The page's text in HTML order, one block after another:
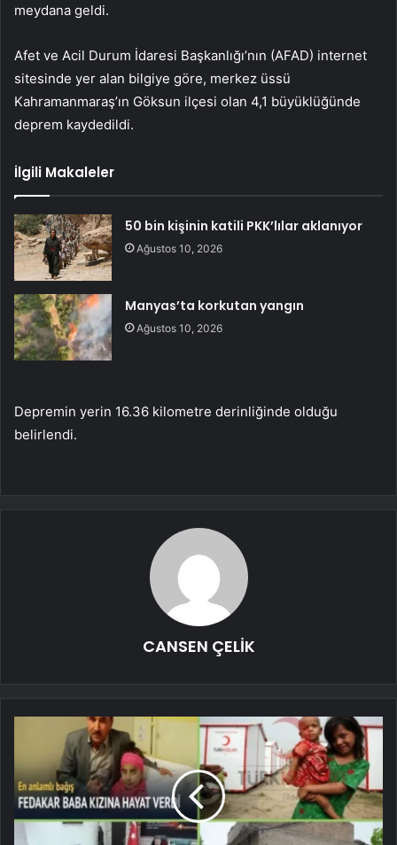
meydana geldi.
Afet ve Acil Durum İdaresi Başkanlığı’nın (AFAD) internet
sitesinde yer alan bilgiye göre, merkez üssü
Kahramanmaraş’ın Göksun ilçesi olan 4,1 büyüklüğünde
deprem kaydedildi.
İlgili Makaleler
50 bin kişinin katili PKK’lılar aklanıyor
Ağustos 10, 2026
Manyas’ta korkutan yangın
Ağustos 10, 2026
Depremin yerin 16.36 kilometre derinliğinde olduğu
belirlendi.
CANSEN ÇELİK